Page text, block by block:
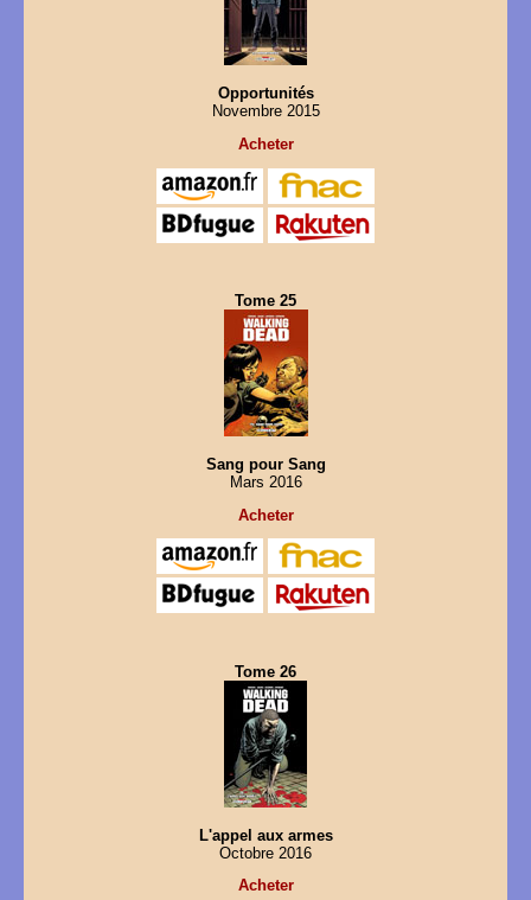
Opportunités
Novembre 2015
Acheter
Tome 25
Sang pour Sang
Mars 2016
Acheter
Tome 26
L'appel aux armes
Octobre 2016
Acheter